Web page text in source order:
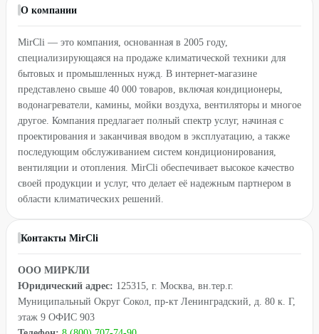
О компании
MirCli — это компания, основанная в 2005 году,
специализирующаяся на продаже климатической техники для
бытовых и промышленных нужд. В интернет-магазине
представлено свыше 40 000 товаров, включая кондиционеры,
водонагреватели, камины, мойки воздуха, вентиляторы и многое
другое. Компания предлагает полный спектр услуг, начиная с
проектирования и заканчивая вводом в эксплуатацию, а также
последующим обслуживанием систем кондиционирования,
вентиляции и отопления. MirCli обеспечивает высокое качество
своей продукции и услуг, что делает её надежным партнером в
области климатических решений.
Контакты MirCli
ООО МИРКЛИ
Юридический адрес: 125315, г. Москва, вн.тер.г.
Муниципальный Округ Сокол, пр-кт Ленинградский, д. 80 к. Г,
этаж 9 ОФИС 903